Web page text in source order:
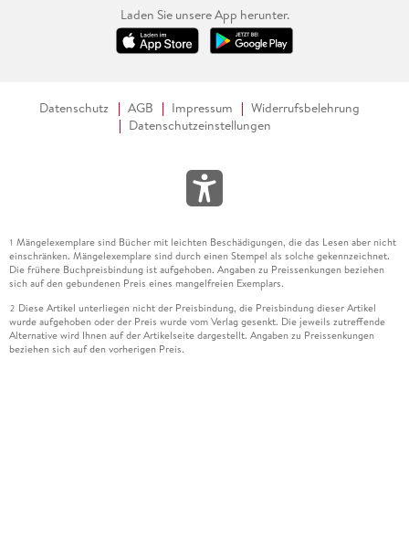
Laden Sie unsere App herunter.
Datenschutz AGB Impressum
Widerrufsbelehrung
Datenschutzeinstellungen
1 Mängelexemplare sind Bücher mit leichten Beschädigungen, die das Lesen aber nicht
einschränken. Mängelexemplare sind durch einen Stempel als solche gekennzeichnet.
Die frühere Buchpreisbindung ist aufgehoben. Angaben zu Preissenkungen beziehen
sich auf den gebundenen Preis eines mangelfreien Exemplars.
2 Diese Artikel unterliegen nicht der Preisbindung, die Preisbindung dieser Artikel
wurde aufgehoben oder der Preis wurde vom Verlag gesenkt. Die jeweils zutreffende
Alternative wird Ihnen auf der Artikelseite dargestellt. Angaben zu Preissenkungen
beziehen sich auf den vorherigen Preis.